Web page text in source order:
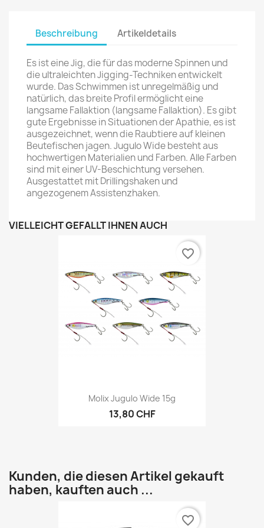
Beschreibung Artikeldetails
Es ist eine Jig, die für das moderne Spinnen und
die ultraleichten Jigging-Techniken entwickelt
wurde. Das Schwimmen ist unregelmäßig und
natürlich, das breite Profil ermöglicht eine
langsame Fallaktion (langsame Fallaktion). Es gibt
gute Ergebnisse in Situationen der Apathie, es ist
ausgezeichnet, wenn die Raubtiere auf kleinen
Beutefischen jagen. Jugulo Wide besteht aus
hochwertigen Materialien und Farben. Alle Farben
sind mit einer UV-Beschichtung versehen.
Ausgestattet mit Drillingshaken und
angezogenem Assistenzhaken.
VIELLEICHT GEFÄLLT IHNEN AUCH
Molix Jugulo Wide 15g
13,80 CHF
favorite_border
Kunden, die diesen Artikel gekauft
haben, kauften auch ...
favorite_border